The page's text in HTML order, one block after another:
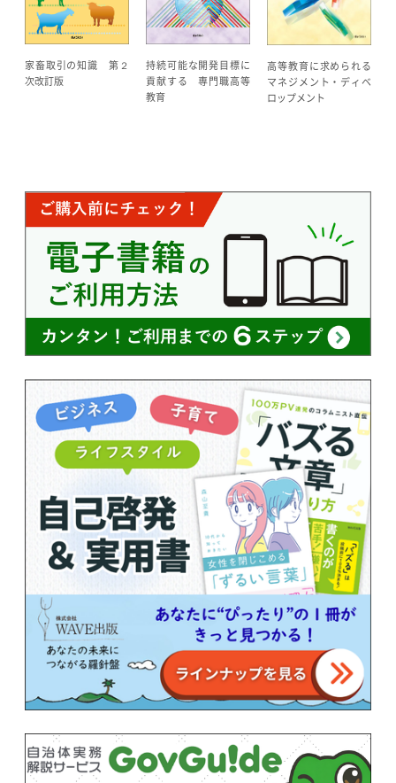
家畜取引の知識 第２
次改訂版
持続可能な開発目標に
貢献する 専門職高等
教育
高等教育に求められる
マネジメント・ディベ
ロップメント